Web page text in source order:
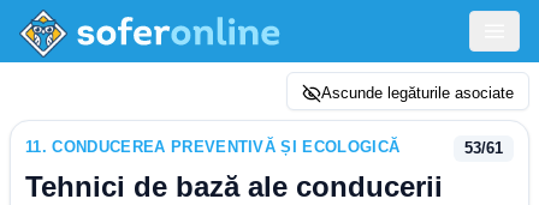
Ascunde legăturile asociate
11.CONDUCEREA PREVENTIVĂ ȘI ECOLOGICĂ
Tehnici de bază ale conducerii
53/61